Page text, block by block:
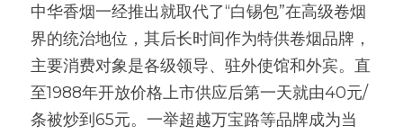
中华香烟一经推出就取代了“白锡包”在高级卷烟
界的统治地位，其后长时间作为特供卷烟品牌，
主要消费对象是各级领导、驻外使馆和外宾。直
至1988年开放价格上市供应后第一天就由40元/
条被炒到65元。一举超越万宝路等品牌成为当